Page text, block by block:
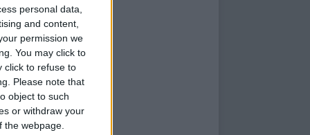
personal data,
and content,
permission we
You may click to
click to refuse to
Please note that
object to such
or withdraw your
the webpage.